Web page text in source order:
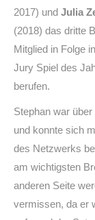
2017) und Julia
(2018) das dritte
Mitglied in Folge
Jury Spiel des
berufen.
Stephan war
und konnte sich
des Netzwerks
am wichtigsten
anderen Seite
vermissen, da er